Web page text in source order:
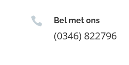
 Bel met ons
(0346) 822796